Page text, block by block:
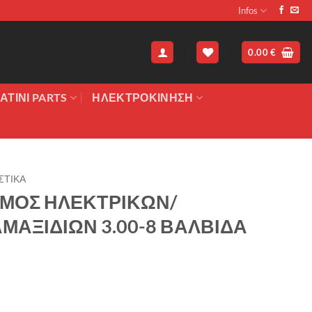
Infos
0.00€
PARTS ΗΛΕΚΤΡΟΚΙΝΗΣΗ
ΗΛΕΚΤΡΙΚΩΝ/
3.00-8 ΒΑΛΒΙΔΑ